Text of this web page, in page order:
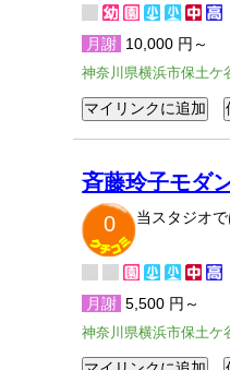
月謝 10,000 円～
神奈川県横浜市保土ケ
斉藤玲子モダ
0
当スタジオ
月謝 5,500 円～
神奈川県横浜市保土ケ